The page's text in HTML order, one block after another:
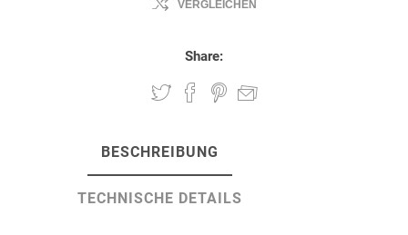
VERGLEICHEN
Share:
BESCHREIBUNG
TECHNISCHE DETAILS